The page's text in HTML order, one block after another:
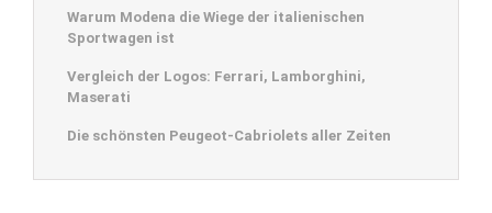
Warum Modena die Wiege der italienischen
Sportwagen ist
Vergleich der Logos: Ferrari, Lamborghini,
Maserati
Die schönsten Peugeot-Cabriolets aller Zeiten